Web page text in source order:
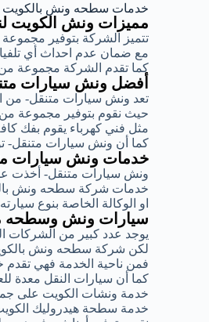
خدمات سطحه ونش بالكويت
مميزات ونش الكويت
تتميز الشركة بتوفير
مع ضمان عدم احداث أي
كما تقدم الشركة مجموعة من
أفضل ونش سيارات
تعد ونش سيارات متنقل- من
حيث نقوم بتوفير مجموعة
مثل فني كهرباء يقوم بفك
كما أن ونش سيارات متنقل-
خدمات ونش سيارات
ونش سيارات متنقل- أخذت
خدمات شركة سطحه ونش
او الوكالة الخاصة بنوع
سيارات ونش وسطحه معدة
يوجد عدد كبير من الشركات
لكن شركة سطحه ونش
فمن ناحية الخدمة فهي تقدم
كما أن سيارات النقل معدة للعمل
خدمة ونشات الكويت على
خدمة سطحة هيدروليك الكويت